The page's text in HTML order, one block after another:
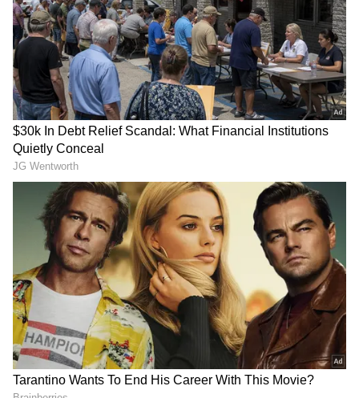
ஏசியாநெட் தமிழ்-ஐ உங்கள் முதன்மைத்
தேர்வாக்குங்கள்
2